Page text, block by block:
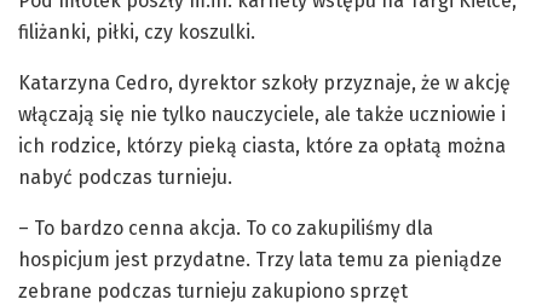
filiżanki, piłki, czy koszulki.
Katarzyna Cedro, dyrektor szkoły przyznaje, że w akcję
włączają się nie tylko nauczyciele, ale także uczniowie i
ich rodzice, którzy pieką ciasta, które za opłatą można
nabyć podczas turnieju.
– To bardzo cenna akcja. To co zakupiliśmy dla
hospicjum jest przydatne. Trzy lata temu za pieniądze
zebrane podczas turnieju zakupiono sprzęt